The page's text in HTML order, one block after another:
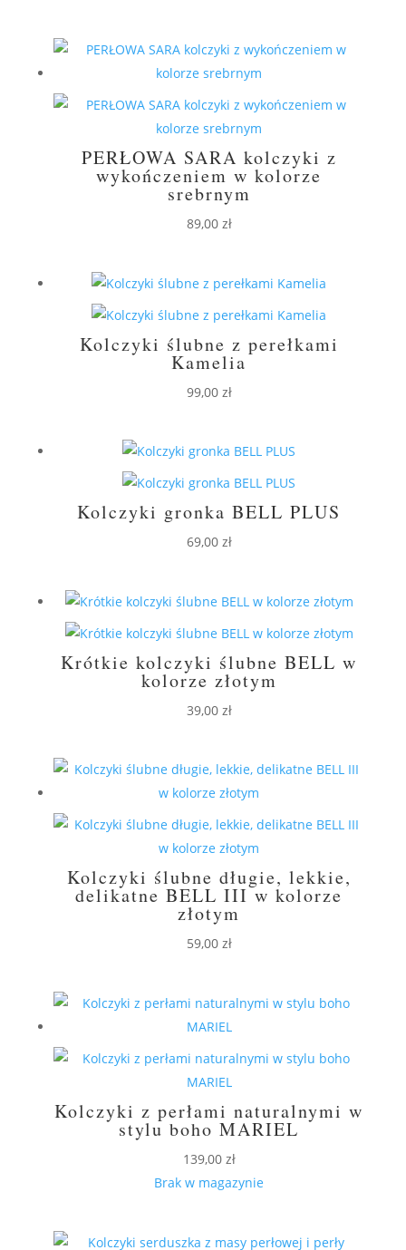
PERŁOWA SARA kolczyki z
wykończeniem w kolorze
srebrnym
89,00 zł
Kolczyki ślubne z perełkami
Kamelia
99,00 zł
Kolczyki gronka BELL PLUS
69,00 zł
Krótkie kolczyki ślubne BELL w
kolorze złotym
39,00 zł
Kolczyki ślubne długie, lekkie,
delikatne BELL III w kolorze
złotym
59,00 zł
Kolczyki z perłami naturalnymi w
stylu boho MARIEL
139,00 zł
Brak w magazynie